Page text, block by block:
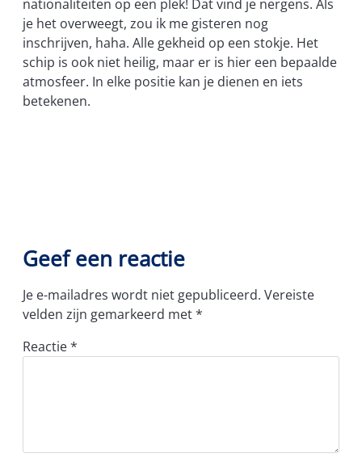
nationaliteiten op een plek! Dat vind je nergens. Als
je het overweegt, zou ik me gisteren nog
inschrijven, haha. Alle gekheid op een stokje. Het
schip is ook niet heilig, maar er is hier een bepaalde
atmosfeer. In elke positie kan je dienen en iets
betekenen.
Geef een reactie
Je e-mailadres wordt niet gepubliceerd. Vereiste
velden zijn gemarkeerd met*
Reactie*